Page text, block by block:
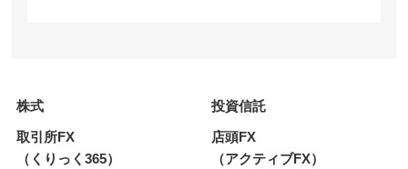
株式
投資信託
取引所FX
（くりっく365）
店頭FX
（アクティブFX）